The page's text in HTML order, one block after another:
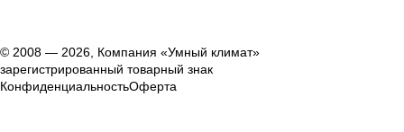
© 2008 — 2026, Компания «Умный климат»
зарегистрированный товарный знак
КонфиденциальностьОферта